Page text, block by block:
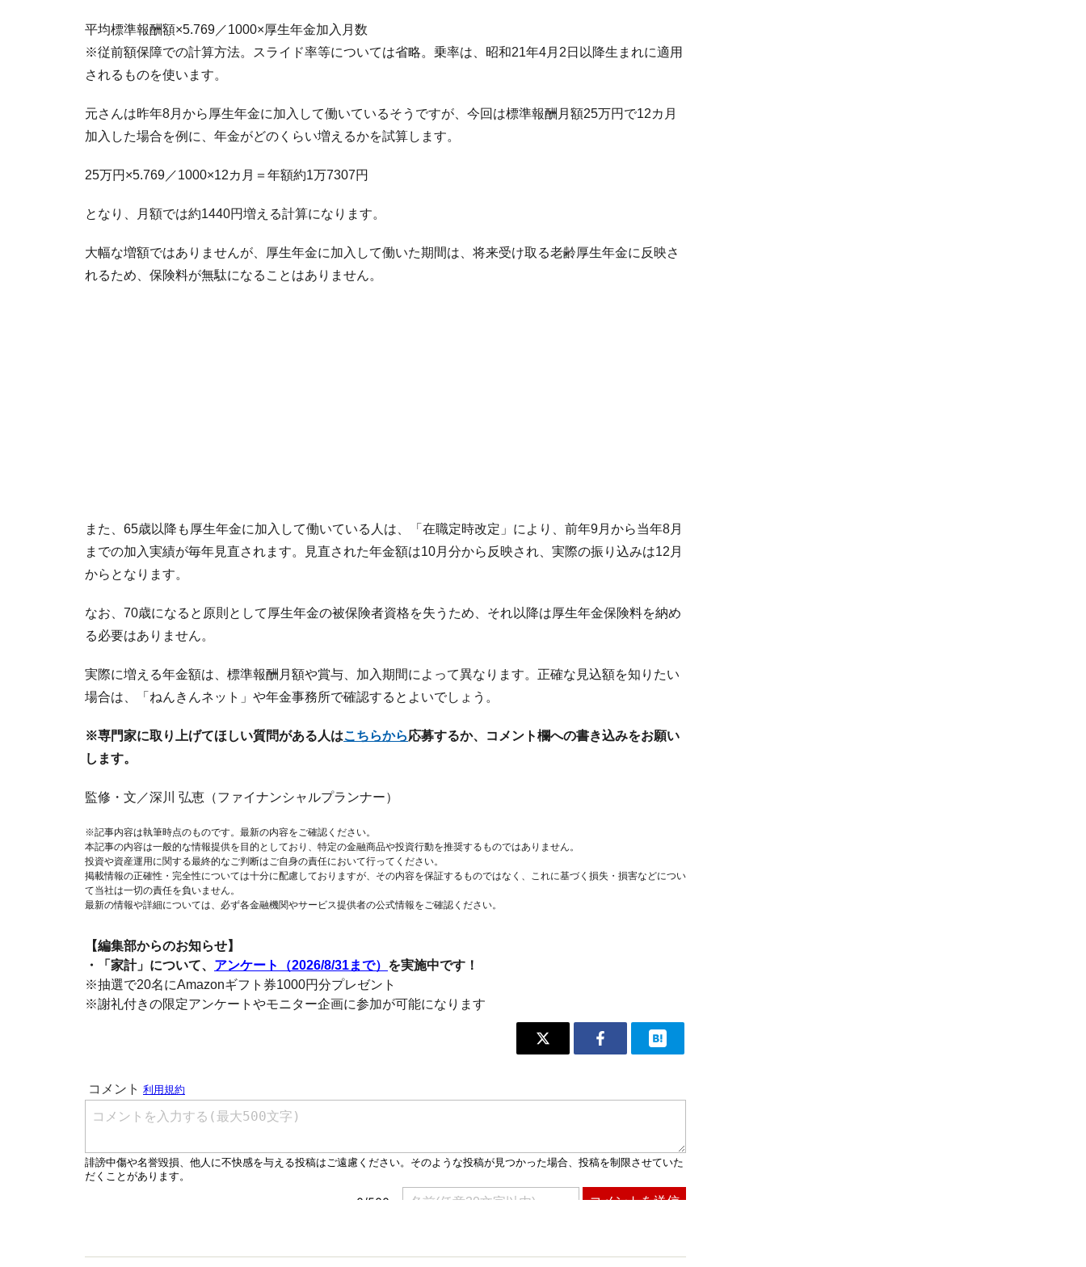
平均標準報酬額×5.769／1000×厚生年金加入月数
※従前額保障での計算方法。スライド率等については省略。乗率は、昭和21年4月2日以降生まれに適用
されるものを使います。
元さんは昨年8月から厚生年金に加入して働いているそうですが、今回は標準報酬月額25万円で12カ月
加入した場合を例に、年金がどのくらい増えるかを試算します。
25万円×5.769／1000×12カ月＝年額約1万7307円
となり、月額では約1440円増える計算になります。
大幅な増額ではありませんが、厚生年金に加入して働いた期間は、将来受け取る老齢厚生年金に反映さ
れるため、保険料が無駄になることはありません。
また、65歳以降も厚生年金に加入して働いている人は、「在職定時改定」により、前年9月から当年8月
までの加入実績が毎年見直されます。見直された年金額は10月分から反映され、実際の振り込みは12月
からとなります。
なお、70歳になると原則として厚生年金の被保険者資格を失うため、それ以降は厚生年金保険料を納め
る必要はありません。
実際に増える年金額は、標準報酬月額や賞与、加入期間によって異なります。正確な見込額を知りたい
場合は、「ねんきんネット」や年金事務所で確認するとよいでしょう。
※専門家に取り上げてほしい質問がある人はこちらから応募するか、コメント欄への書き込みをお願い
します。
監修・文／深川 弘恵（ファイナンシャルプランナー）
※記事内容は執筆時点のものです。最新の内容をご確認ください。
本記事の内容は一般的な情報提供を目的としており、特定の金融商品や投資行動を推奨するものではありません。
投資や資産運用に関する最終的なご判断はご自身の責任において行ってください。
掲載情報の正確性・完全性については十分に配慮しておりますが、その内容を保証するものではなく、これに基づく損失・損害などについ
て当社は一切の責任を負いません。
最新の情報や詳細については、必ず各金融機関やサービス提供者の公式情報をご確認ください。
【編集部からのお知らせ】
・「家計」について、 アンケート（2026/8/31まで） を実施中です！
※抽選で20名にAmazonギフト券1000円分プレゼント
※謝礼付きの限定アンケートやモニター企画に参加が可能になります